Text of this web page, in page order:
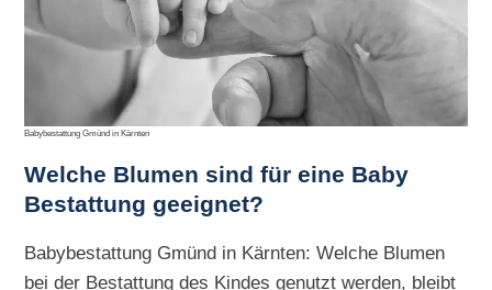
Babybestattung Gmünd in Kärnten
Welche Blumen sind für eine Baby
Bestattung geeignet?
Babybestattung Gmünd in Kärnten: Welche Blumen
bei der Bestattung des Kindes genutzt werden, bleibt